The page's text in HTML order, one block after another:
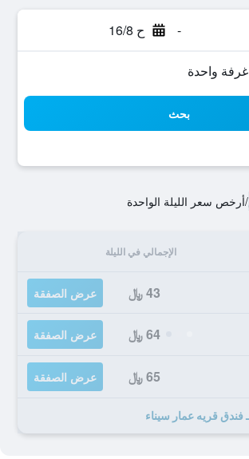
- ح 16/8
بحث
/أرخص سعر الليلة الواحدة
الإجمالي في الليلة
43 ﷼ عرض الصفقة
64 ﷼ عرض الصفقة
65 ﷼ عرض الصفقة